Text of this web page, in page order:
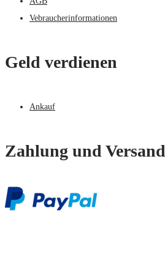
Vebraucherinformationen
Geld verdienen
Ankauf
Zahlung und Versand